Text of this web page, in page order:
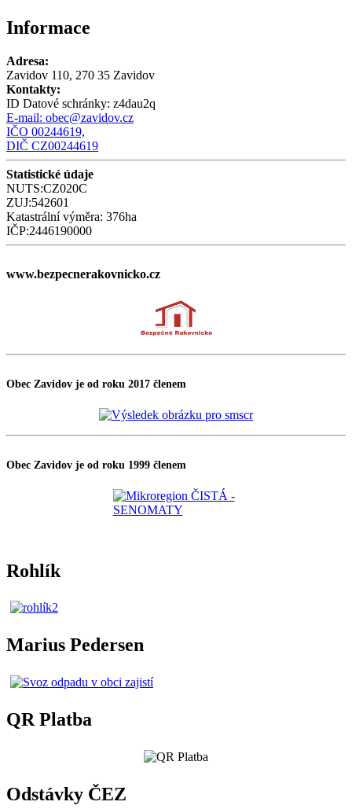
Informace
Adresa:
Zavidov 110, 270 35 Zavidov
Kontakty:
ID Datové schránky: z4dau2q
E-mail: obec@zavidov.cz
IČO 00244619,
DIČ CZ00244619
Statistické údaje
NUTS:CZ020C
ZUJ:542601
Katastrální výměra: 376ha
IČP:2446190000
www.bezpecnerakovnicko.cz
Obec Zavidov je od roku 2017 členem
Obec Zavidov je od roku 1999 členem
Rohlík
Marius Pedersen
QR Platba
Odstávky ČEZ